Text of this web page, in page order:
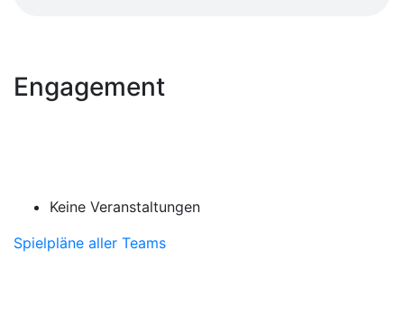
Engagement
Keine Veranstaltungen
Spielpläne aller Teams